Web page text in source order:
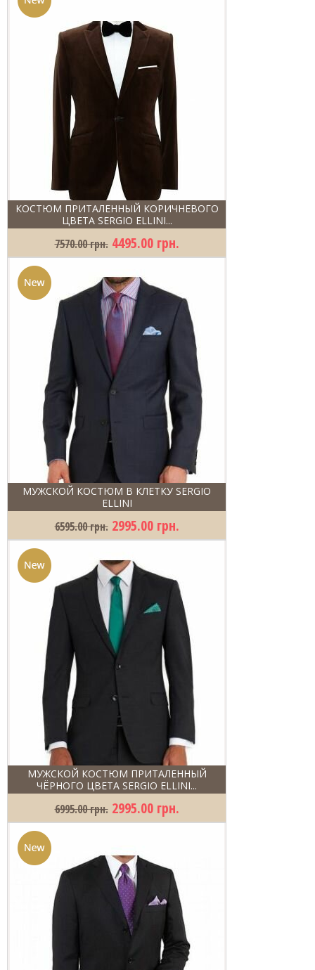
КОСТЮМ ПРИТАЛЕННЫЙ КОРИЧНЕВОГО
ЦВЕТА SERGIO ELLINI...
7570.00 грн. 4495.00 грн.
МУЖСКОЙ КОСТЮМ В КЛЕТКУ SERGIO
ELLINI
6595.00 грн. 2995.00 грн.
МУЖСКОЙ КОСТЮМ ПРИТАЛЕННЫЙ
ЧЁРНОГО ЦВЕТА SERGIO ELLINI...
6995.00 грн. 2995.00 грн.